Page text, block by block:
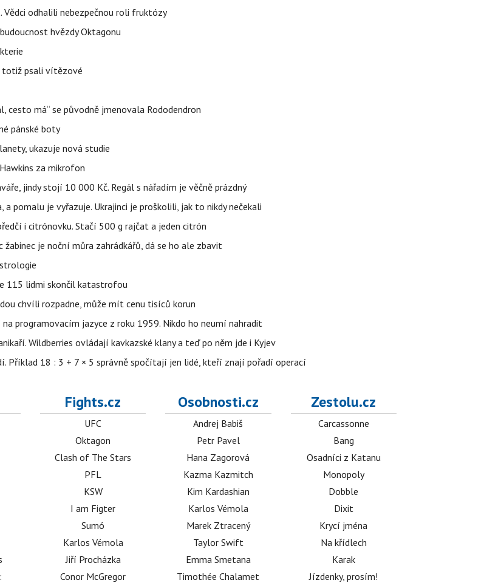
Vědci odhalili nebezpečnou roli fruktózy
hvězdy Oktagonu
totiž psali vítězové
cesto má“ se původně jmenovala Rododendron
pánské boty
ukazuje nová studie
za mikrofon
jindy stojí 10 000 Kč. Regál s nářadím je věčně prázdný
pomalu je vyřazuje. Ukrajinci je proškolili, jak to nikdy nečekali
i citrónovku. Stačí 500 g rajčat a jeden citrón
je noční můra zahrádkářů, dá se ho ale zbavit
115 lidmi skončil katastrofou
chvíli rozpadne, může mít cenu tisíců korun
programovacím jazyce z roku 1959. Nikdo ho neumí nahradit
Wildberries ovládají kavkazské klany a teď po něm jde i Kyjev
Příklad 18 : 3 + 7 × 5 správně spočítají jen lidé, kteří znají pořadí operací
Fights.cz
UFC
Oktagon
Clash of The Stars
PFL
KSW
I am Figter
Sumó
Karlos Vémola
Jiří Procházka
Conor McGregor
Osobnosti.cz
Andrej Babiš
Petr Pavel
Hana Zagorová
Kazma Kazmitch
Kim Kardashian
Karlos Vémola
Marek Ztracený
Taylor Swift
Emma Smetana
Timothée Chalamet
Zestolu.cz
Carcassonne
Bang
Osadníci z Katanu
Monopoly
Dobble
Dixit
Krycí jména
Na křídlech
Karak
Jízdenky, prosím!